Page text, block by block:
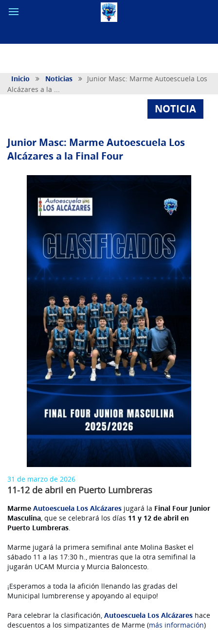
NOTICIA
Inicio Noticias
Junior Masc: Marme Autoescuela Los
Alcázares a la ...
Junior Masc: Marme Autoescuela Los
Alcázares a la Final Four
31 de marzo de 2026
11-12 de abril en Puerto Lumbreras
Marme Autoescuela Los Alcázares jugará la Final Four Junior
Masculina, que se celebrará los días 11 y 12 de abril en
Puerto Lumbreras.
Marme jugará la primera semifinal ante Molina Basket el
sábado 11 a las 17:30 h., mientras que la otra semifinal la
jugarán UCAM Murcia y Murcia Baloncesto.
¡Esperamos a toda la afición llenando las gradas del
Municipal lumbrerense y apoyando al equipo!
Para celebrar la clasificación, Autoescuela Los Alcázares hace
descuentos a los simpatizantes de Marme (más información)